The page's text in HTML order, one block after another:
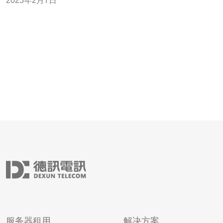
供更多的网络资源和更好的网络体验。 香港CN2号GIA相
服务器租用 解决方案